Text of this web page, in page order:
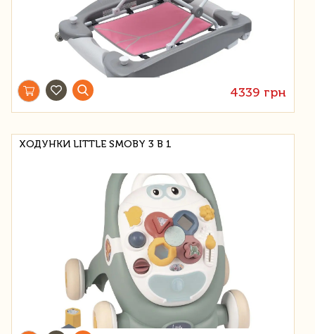
4339 грн
ХОДУНКИ LITTLE SMOBY 3 В 1